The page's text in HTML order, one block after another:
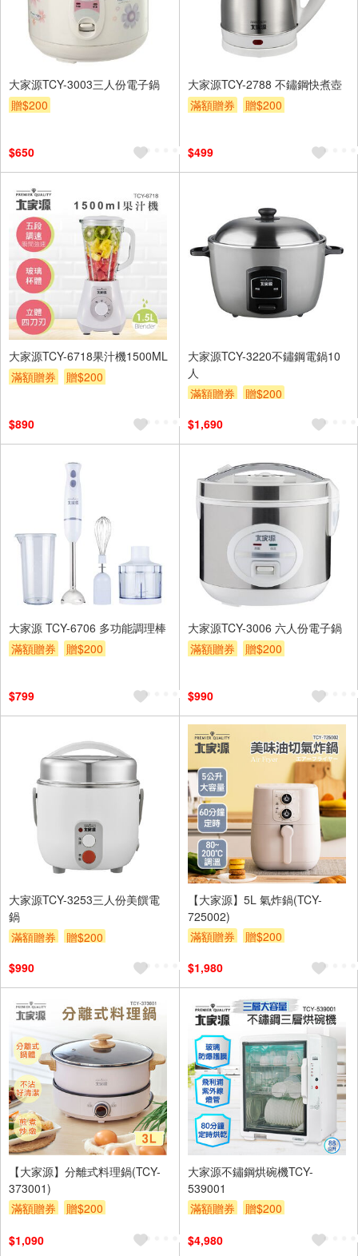
大家源TCY-3003三人份電子鍋
贈$200
$650
大家源TCY-2788 不鏽鋼快煮壺
滿額贈券
贈$200
$499
大家源TCY-6718果汁機1500ML
滿額贈券
贈$200
$890
大家源TCY-3220不鏽鋼電鍋10
人
滿額贈券
贈$200
$1,690
大家源 TCY-6706 多功能調理棒
滿額贈券
贈$200
$799
大家源TCY-3006 六人份電子鍋
滿額贈券
贈$200
$990
大家源TCY-3253三人份美饌電
鍋
滿額贈券
贈$200
$990
【大家源】5L 氣炸鍋(TCY-
725002)
滿額贈券
贈$200
$1,980
【大家源】分離式料理鍋(TCY-
373001)
滿額贈券
贈$200
$1,090
大家源不鏽鋼烘碗機TCY-
539001
滿額贈券
贈$200
$4,980